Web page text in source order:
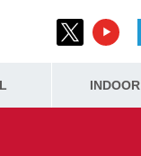
INDOOR